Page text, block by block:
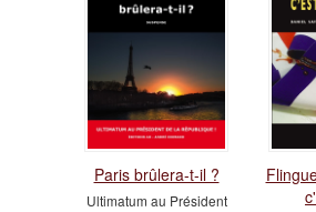
Paris brûlera-t-il ?
Ultimatum au Président